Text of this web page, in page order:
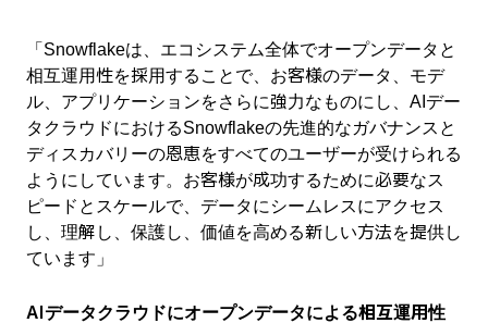
「Snowflakeは、エコシステム全体でオープンデータと
相互運用性を採用することで、お客様のデータ、モデ
ル、アプリケーションをさらに強力なものにし、AIデー
タクラウドにおけるSnowflakeの先進的なガバナンスと
ディスカバリーの恩恵をすべてのユーザーが受けられる
ようにしています。お客様が成功するために必要なス
ピードとスケールで、データにシームレスにアクセス
し、理解し、保護し、価値を高める新しい方法を提供し
ています」
AIデータクラウドにオープンデータによる相互運用性